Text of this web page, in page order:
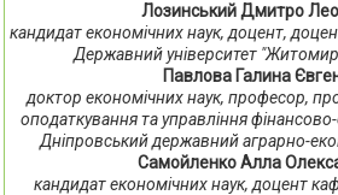
Лозинський Дмитро
кандидат економічних наук, доцент,
Державний університет
Павлова Галина
доктор економічних наук, професор,
оподаткування та управління
Дніпровський державний аграрно-
Самойленко Алла
кандидат економічних наук, доцент